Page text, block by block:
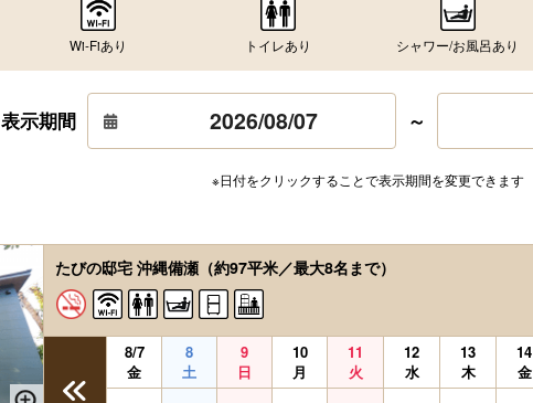
Wi-Fiあり トイレあり シャワー/お風呂あり
表示期間 ～
※日付をクリックすることで表示期間を変更できます
たびの邸宅 沖縄備瀬（約97平米／最大8名まで）
8/7
金
8
土
9
日
10
月
11
火
12
水
13
木
14
金